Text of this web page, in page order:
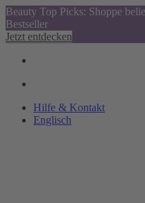
Beauty Top Picks: Shoppe
Bestseller
Jetzt entdecken
Hilfe & Kontakt
Englisch